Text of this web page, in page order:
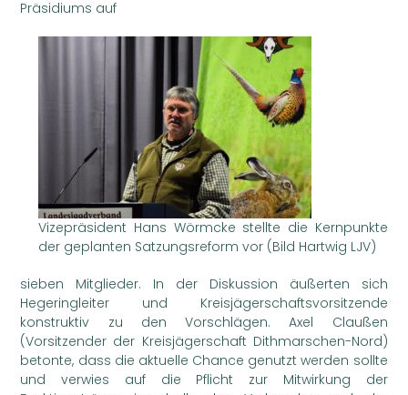
Präsidiums auf
Vizepräsident Hans Wörmcke stellte die Kernpunkte
der geplanten Satzungsreform vor (Bild Hartwig LJV)
sieben Mitglieder. In der Diskussion äußerten sich
Hegeringleiter und Kreisjägerschaftsvorsitzende
konstruktiv zu den Vorschlägen. Axel Claußen
(Vorsitzender der Kreisjägerschaft Dithmarschen-Nord)
betonte, dass die aktuelle Chance genutzt werden sollte
und verwies auf die Pflicht zur Mitwirkung der